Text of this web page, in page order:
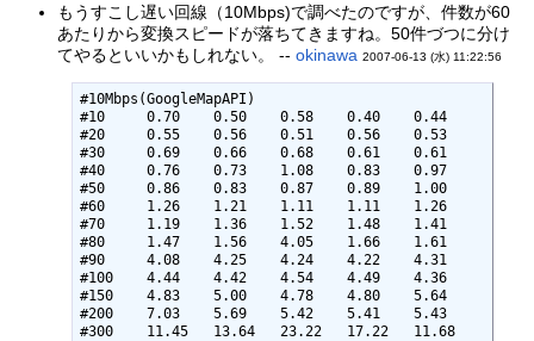
もうすこし遅い回線（10Mbps)で調べたのですが、件数が60
あたりから変換スピードが落ちてきますね。50件づつに分け
てやるといいかもしれない。 --okinawa 2007-06-13 (水) 11:22:56
#10Mbps(GoogleMapAPI)
#10	0.70	0.50	0.58	0.40	0.44
#20	0.55	0.56	0.51	0.56	0.53
#30	0.69	0.66	0.68	0.61	0.61
#40	0.76	0.73	1.08	0.83	0.97
#50	0.86	0.83	0.87	0.89	1.00
#60	1.26	1.21	1.11	1.11	1.26
#70	1.19	1.36	1.52	1.48	1.41
#80	1.47	1.56	4.05	1.66	1.61
#90	4.08	4.25	4.24	4.22	4.31
#100	4.44	4.42	4.54	4.49	4.36
#150	4.83	5.00	4.78	4.80	5.64
#200	7.03	5.69	5.42	5.41	5.43
#300	11.45	13.64	23.22	17.22	11.68